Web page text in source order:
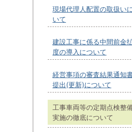
現場代理人配置の取扱い
いて
建設工事に係る中間前金
度の導入について
経営事項の審査結果通知
提出(更新)について
工事車両等の定期点検整
実施の徹底について